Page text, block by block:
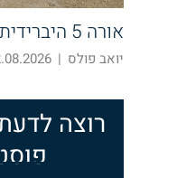
אורה 5 היברידית – חוצה קטגוריות
יואב פולס |
10:52
רוצה